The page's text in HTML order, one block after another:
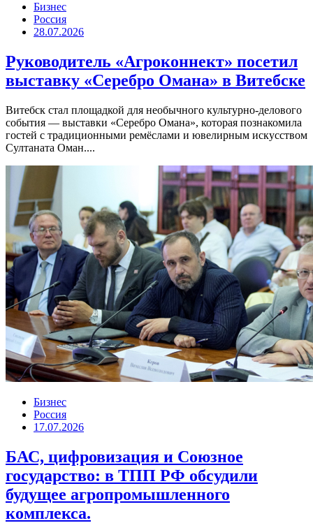
Бизнес
Россия
28.07.2026
Руководитель «Агроконнект» посетил
выставку «Серебро Омана» в Витебске
Витебск стал площадкой для необычного культурно-делового
события — выставки «Серебро Омана», которая познакомила
гостей с традиционными ремёслами и ювелирным искусством
Султаната Оман....
Бизнес
Россия
17.07.2026
БАС, цифровизация и Союзное
государство: в ТПП РФ обсудили
будущее агропромышленного
комплекса.